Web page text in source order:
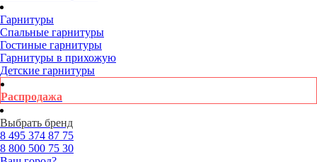
Гарнитуры
Спальные гарнитуры
Гостиные гарнитуры
Гарнитуры в прихожую
Детские гарнитуры
Распродажа
Выбрать бренд
8 495 374 87 75
8 800 500 75 30